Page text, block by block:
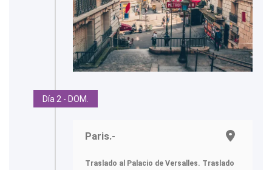
Día 2 - DOM.
Paris.-
Traslado al Palacio de Versalles. Traslado